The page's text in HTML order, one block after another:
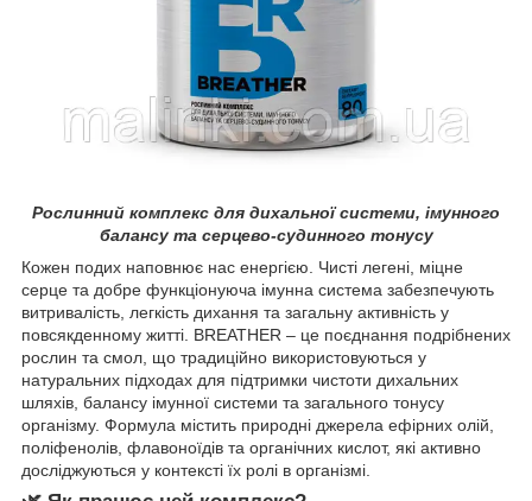
Рослинний комплекс для дихальної системи, імунного
балансу та серцево-судинного тонусу
Кожен подих наповнює нас енергією. Чисті легені, міцне
серце та добре функціонуюча імунна система забезпечують
витривалість, легкість дихання та загальну активність у
повсякденному житті. BREATHER – це поєднання подрібнених
рослин та смол, що традиційно використовуються у
натуральних підходах для підтримки чистоти дихальних
шляхів, балансу імунної системи та загального тонусу
організму. Формула містить природні джерела ефірних олій,
поліфенолів, флавоноїдів та органічних кислот, які активно
досліджуються у контексті їх ролі в організмі.